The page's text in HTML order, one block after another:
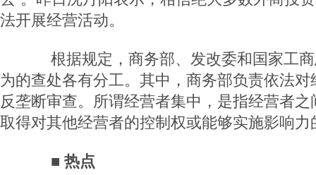
法开展经营活动。
根据规定，商务部、发改委和国家工商
为的查处各有分工。其中，商务部负责依法
反垄断审查。所谓经营者集中，是指经营者
取得对其他经营者的控制权或能够实施影响力
■ 热点